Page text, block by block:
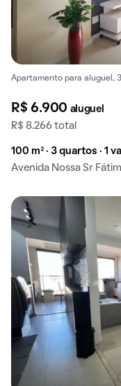
Apartamento para aluguel,
R$ 6.900 aluguel
R$ 8.266 total
100 m² · 3 quartos · 1
Avenida Nossa Sr